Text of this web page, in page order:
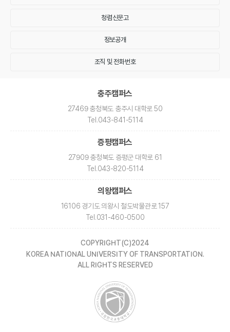
청렴신문고
정보공개
조직 및 전화번호
충주캠퍼스
27469 충청북도 충주시 대학로 50
Tel .043-841-5114
증평캠퍼스
27909 충청북도 증평군 대학로 61
Tel .043-820-5114
의왕캠퍼스
16106 경기도 의왕시 철도박물관로 157
Tel .031-460-0500
COPYRIGHT(C)2024
KOREA NATIONAL UNIVERSITY OF TRANSPORTATION.
ALL RIGHTS RESERVED